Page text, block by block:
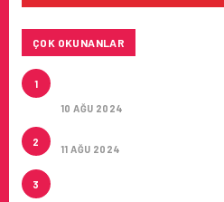
ÇOK OKUNANLAR
1
10 AĞU 2024
2
11 AĞU 2024
3